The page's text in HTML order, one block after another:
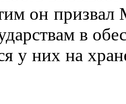
он призвал
в
у них на